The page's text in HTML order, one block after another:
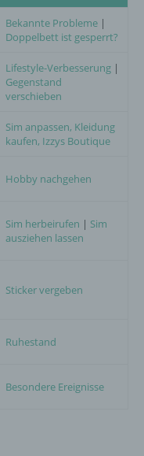
Bekannte Probleme |
Doppelbett ist gesperrt?
Lifestyle-Verbesserung |
Gegenstand
verschieben
Sim anpassen, Kleidung
kaufen, Izzys Boutique
Hobby nachgehen
Sim herbeirufen | Sim
ausziehen lassen
Sticker vergeben
Ruhestand
Besondere Ereignisse